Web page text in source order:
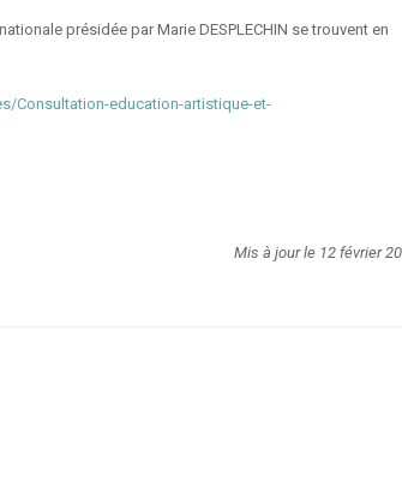
présidée par Marie DESPLECHIN se trouvent en
Consultation-education-artistique-et-
Mis à jour le 12 février